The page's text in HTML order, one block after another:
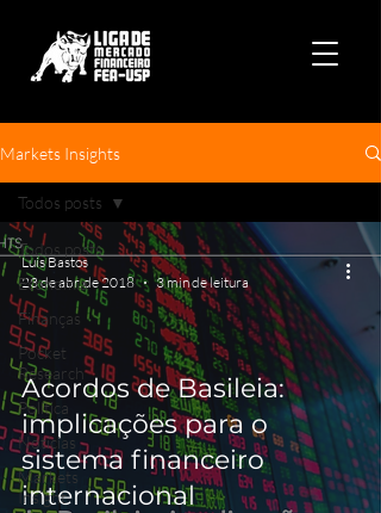
Markets Insights
Todos posts
Economia
Finanças
Pocket
Research
Política
Notícias
Markets
Insight
Todos posts
Acordos de Basileia:
implicações para o
sistema financeiro
internacional
Luis Bastos
23 de abr. de 2018
3 min de leitura